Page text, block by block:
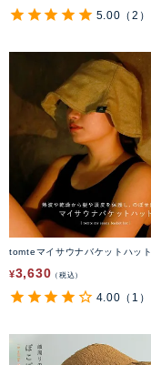
5.00 （2）
tomteマイサウナバケットハット
¥3,630 税込
4.00 （1）